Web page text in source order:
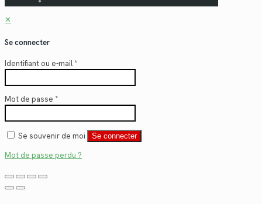
✕
Se connecter
Identifiant ou e-mail*
Mot de passe *
Se souvenir de moi Se connecter
Mot de passe perdu ?